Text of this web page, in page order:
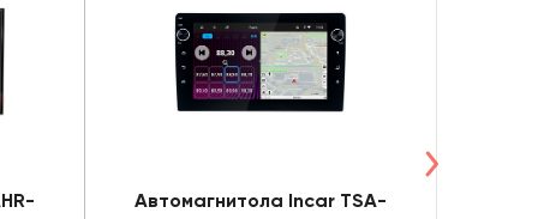
Автомагнитола Incar TSA-